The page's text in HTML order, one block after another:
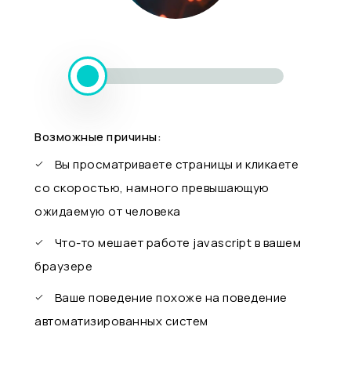
Возможные причины:
Вы просматриваете страницы и кликаете
со скоростью, намного превышающую
ожидаемую от человека
Что-то мешает работе javascript в вашем
браузере
Ваше поведение похоже на поведение
автоматизированных систем